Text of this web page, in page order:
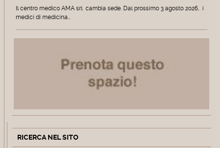
Il centro medico AMA srl cambia sede. Dal prossimo 3 agosto 2026, i
medici di medicina…
RICERCA NEL SITO